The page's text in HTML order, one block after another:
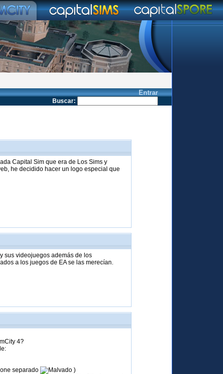
Entrar
Buscar:
Capital Sim que era de Los Sims y
he decidido hacer un logo especial que
sus videojuegos además de los
a los juegos de EA se las merecían.
4?
separado
)